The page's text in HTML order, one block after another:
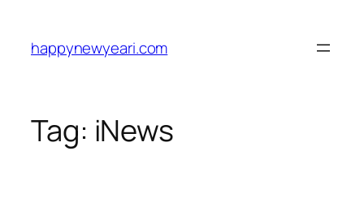
content
happynewyeari.com
Tag: iNews